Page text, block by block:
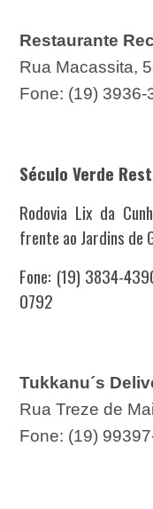
Restaurante
Rua Macassita,
Fone: (19) 3936-
Século Verde
Rodovia Lix da
frente ao Jardins de
Fone: (19) 3834-
0792
Tukkanu´s
Rua Treze de
Fone: (19)